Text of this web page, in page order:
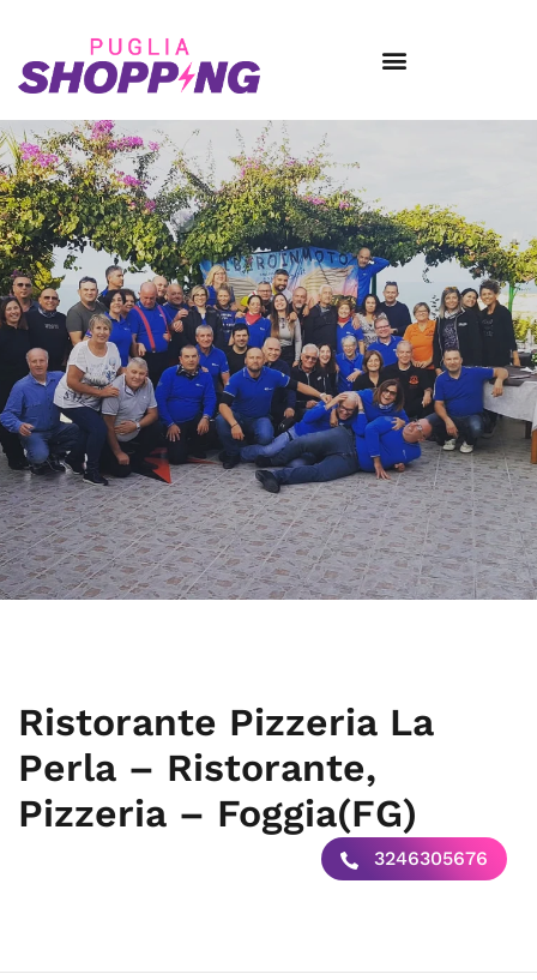
Ristorante Pizzeria La
Perla – Ristorante,
Pizzeria – Foggia(FG)
3246305676